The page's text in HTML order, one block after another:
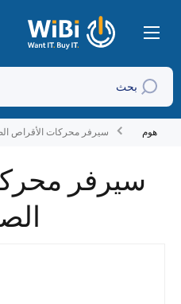
تخطي إلى المحتوى
بحث
هوم سيرفر محركات الأقراص
سيرفر